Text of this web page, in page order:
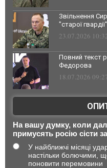
Звільнення
"старої
23.07.2026
Повний текст
Федорова
18.07.2026
На вашу думку, коли
примусять росію сісти
У найближчі місяці
настільки болючими,
поновити перемовини